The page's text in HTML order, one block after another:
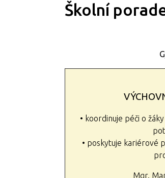
Školní
• koordinuje péči o
• poskytuje kariérové
Mgr.